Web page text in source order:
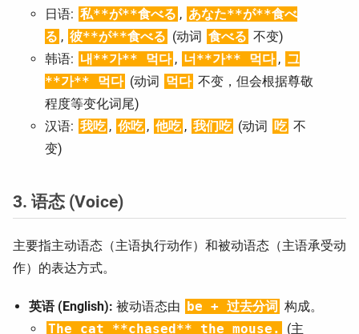
日语: 私**が**食べる , あなた**が**食べ
る , 彼**が**食べる (动词 食べる 不变)
韩语: 내**가** 먹다 , 너**가** 먹다 , 그
**가** 먹다 (动词 먹다 不变，但会根据尊敬
程度等变化词尾)
汉语: 我吃 , 你吃 , 他吃 , 我们吃 (动词 吃 不
变)
3. 语态 (Voice)
主要指主动语态（主语执行动作）和被动语态（主语承受动
作）的表达方式。
英语 (English): 被动语态由 be + 过去分词 构成。
The cat **chased** the mouse.
(主